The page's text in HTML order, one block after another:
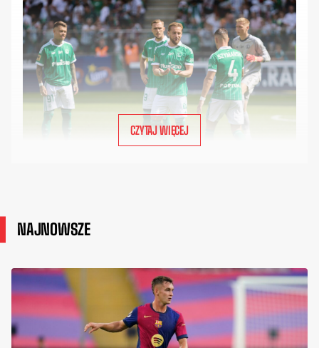
CZYTAJ WIĘCEJ
NAJNOWSZE